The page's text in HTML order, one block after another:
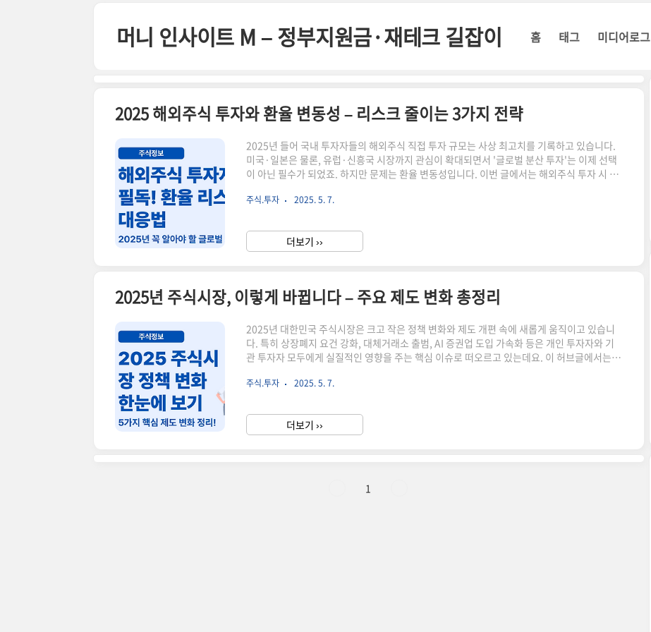
머니 인사이트 M – 정부지원금·재테크 길잡이 홈 태그 미디어로그
2025 해외주식 투자와 환율 변동성 – 리스크 줄이는 3가지 전략
2025년 들어 국내 투자자들의 해외주식 직접 투자 규모는 사상 최고치를 기록하고 있습니다.
미국·일본은 물론, 유럽·신흥국 시장까지 관심이 확대되면서 '글로벌 분산 투자'는 이제 선택
이 아닌 필수가 되었죠. 하지만 문제는 환율 변동성입니다. 이번 글에서는 해외주식 투자 시 환
영향을 최소화하고 싶다면 '환헤지형 ETF'를 활용하세요. 환헤지 상품은 투자 자산은 그대로
환헤지KODEX 선진국MSCI환헤지📊 전략 ② 통화 분산 투자달러에 집중된 투자는 리스크가
크기 때문에, 엔화, 유로화, 위안화 등 다른 통화 자산을..
주식.투자 2025. 5. 7.
더보기 ››
2025년 주식시장, 이렇게 바뀝니다 – 주요 제도 변화 총정리
2025년 대한민국 주식시장은 크고 작은 정책 변화와 제도 개편 속에 새롭게 움직이고 있습니
다. 특히 상장폐지 요건 강화, 대체거래소 출범, AI 증권업 도입 가속화 등은 개인 투자자와 기
관 투자자 모두에게 실질적인 영향을 주는 핵심 이슈로 떠오르고 있는데요. 이 허브글에서는
변화들이 있을까요?① 상장폐지 요건 강화 – 기업 건전성 기준이 높아져 퇴출 기업 증가 가능
자동매매, 리서치 자동화 등 디지털 전환④ 해외주식 투자 증가 – 환율 리스크 대응 상품 주목
⑤ 글로벌 정책 변화의 국내 반영 – 미국 금융정책, ES..
주식.투자 2025. 5. 7.
더보기 ››
1